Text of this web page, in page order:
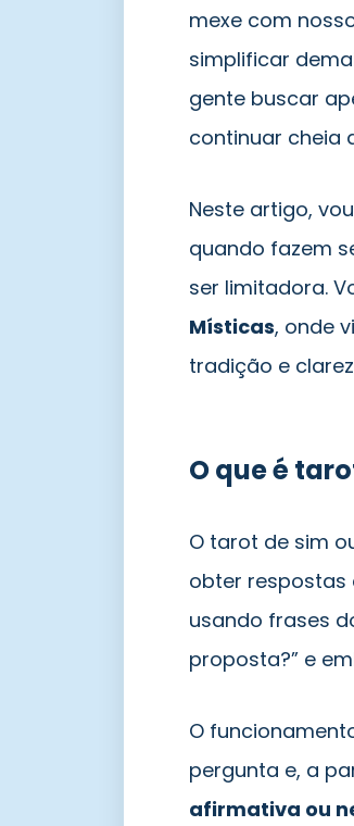
mexe com
simplificar
gente buscar
continuar cheia
Neste artigo,
quando fazem
ser limitadora.
Místicas, onde
tradição e
O que é
O tarot de sim
obter respostas
usando frases
proposta?” e
O
pergunta e, a
afirmativa ou